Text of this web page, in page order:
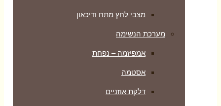
מצבי לחץ מתח ודיכאון
מערכת הנשימה
אמפיזמה – נפחת
אסטמה
דלקת אוזניים